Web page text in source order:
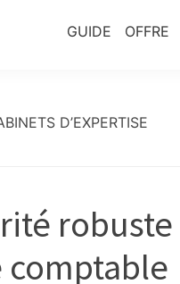
GUIDE OFFRE
D’EXPERTISE
robuste
comptable